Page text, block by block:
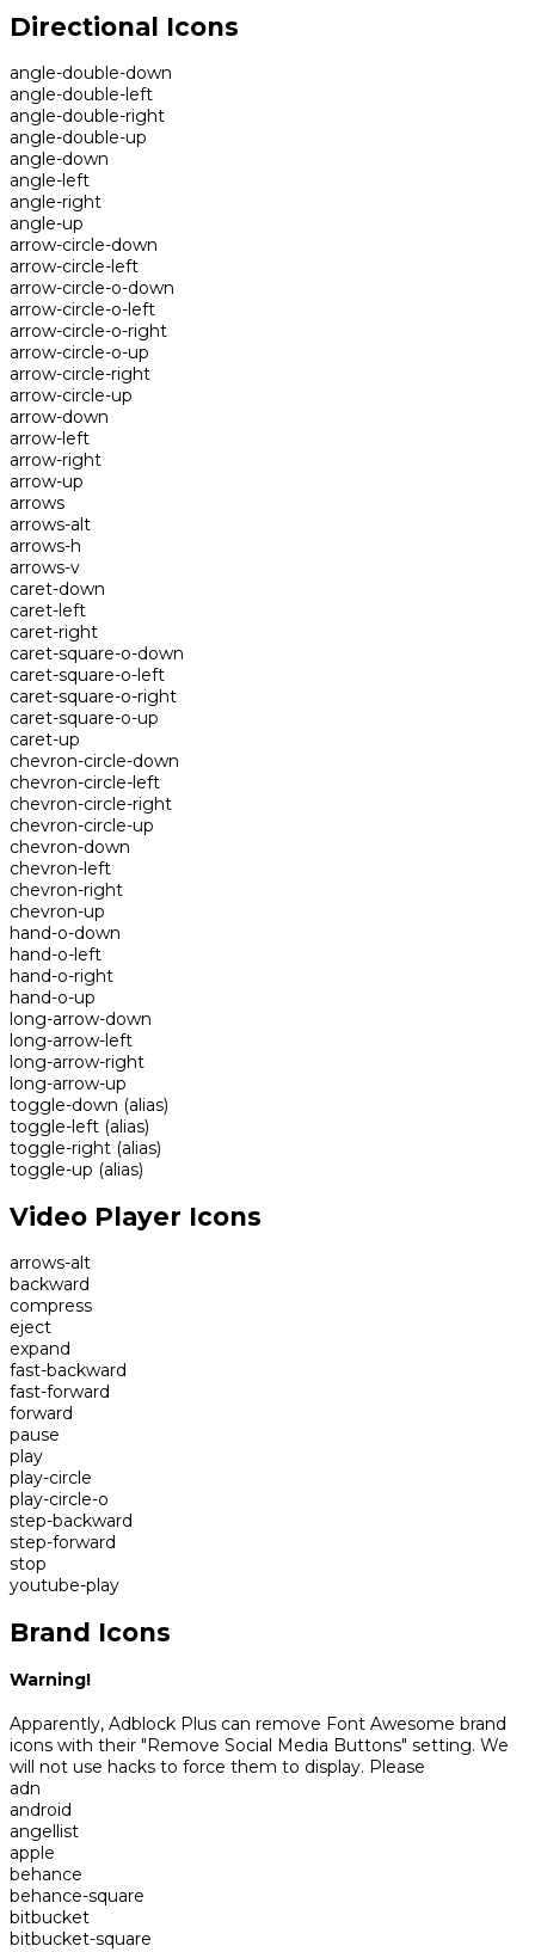
Directional Icons
angle-double-down
angle-double-left
angle-double-right
angle-double-up
angle-down
angle-left
angle-right
angle-up
arrow-circle-down
arrow-circle-left
arrow-circle-o-down
arrow-circle-o-left
arrow-circle-o-right
arrow-circle-o-up
arrow-circle-right
arrow-circle-up
arrow-down
arrow-left
arrow-right
arrow-up
arrows
arrows-alt
arrows-h
arrows-v
caret-down
caret-left
caret-right
caret-square-o-down
caret-square-o-left
caret-square-o-right
caret-square-o-up
caret-up
chevron-circle-down
chevron-circle-left
chevron-circle-right
chevron-circle-up
chevron-down
chevron-left
chevron-right
chevron-up
hand-o-down
hand-o-left
hand-o-right
hand-o-up
long-arrow-down
long-arrow-left
long-arrow-right
long-arrow-up
toggle-down (alias)
toggle-left (alias)
toggle-right (alias)
toggle-up (alias)
Video Player Icons
arrows-alt
backward
compress
eject
expand
fast-backward
fast-forward
forward
pause
play
play-circle
play-circle-o
step-backward
step-forward
stop
youtube-play
Brand Icons
Warning!
Apparently, Adblock Plus can remove Font Awesome brand
icons with their "Remove Social Media Buttons" setting. We
will not use hacks to force them to display. Please
adn
android
angellist
apple
behance
behance-square
bitbucket
bitbucket-square